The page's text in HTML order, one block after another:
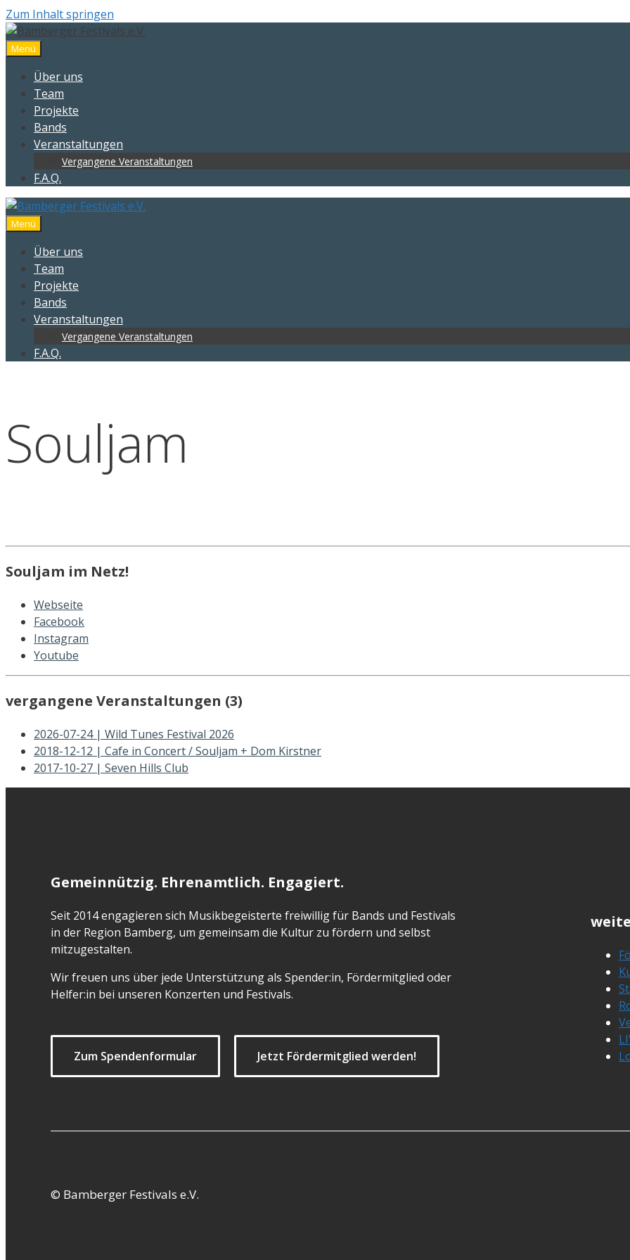
Zum Inhalt springen
Menü
Über uns
Team
Projekte
Bands
Veranstaltungen
Vergangene Veranstaltungen
F.A.Q.
Menü
Über uns
Team
Projekte
Bands
Veranstaltungen
Vergangene Veranstaltungen
F.A.Q.
Souljam
Souljam im Netz!
Webseite
Facebook
Instagram
Youtube
vergangene Veranstaltungen (3)
2026-07-24 | Wild Tunes Festival 2026
2018-12-12 | Cafe in Concert / Souljam + Dom Kirstner
2017-10-27 | Seven Hills Club
Gemeinnützig. Ehrenamtlich. Engagiert.
Seit 2014 engagieren sich Musikbegeisterte freiwillig für Bands und Festivals
in der Region Bamberg, um gemeinsam die Kultur zu fördern und selbst
mitzugestalten.
Wir freuen uns über jede Unterstützung als Spender:in, Fördermitglied oder
Helfer:in bei unseren Konzerten und Festivals.
Zum Spendenformular Jetzt Fördermitglied werden!
© Bamberger Festivals e.V.